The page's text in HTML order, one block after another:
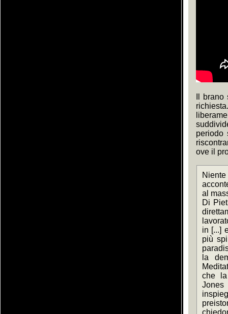
Il
periodo
ove il
al
Di
in [...]
più
la
che la